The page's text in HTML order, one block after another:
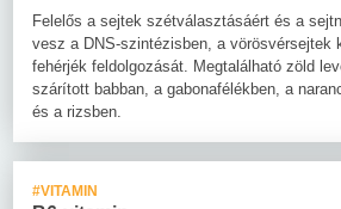
Felelős a sejtek szétválasztásáért és a
vesz a DNS-szintézisben, a vörösvérsejtek
fehérjék feldolgozását. Megtalálható zöld
szárított babban, a gabonafélékben, a
és a rizsben.
#VITAMIN